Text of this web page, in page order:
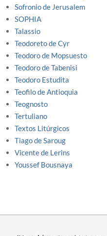
Sofronio de Jerusalem
SOPHIA
Talassio
Teodoreto de Cyr
Teodoro de Mopsuesto
Teodoro de Tabenisi
Teodoro Estudita
Teofilo de Antioquia
Teognosto
Tertuliano
Textos Litúrgicos
Tiago de Saroug
Vicente de Lerins
Youssef Bousnaya